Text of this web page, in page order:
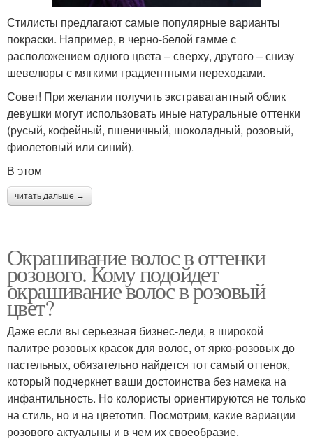
Стилисты предлагают самые популярные варианты
покраски. Например, в черно-белой гамме с
расположением одного цвета – сверху, другого – снизу
шевелюры с мягкими градиентными переходами.
Совет! При желании получить экстравагантный облик
девушки могут использовать иные натуральные оттенки
(русый, кофейный, пшеничный, шоколадный, розовый,
фиолетовый или синий).
В этом
читать дальше →
Окрашивание волос в оттенки
розового. Кому подойдет
окрашивание волос в розовый
цвет?
Даже если вы серьезная бизнес-леди, в широкой
палитре розовых красок для волос, от ярко-розовых до
пастельных, обязательно найдется тот самый оттенок,
который подчеркнет ваши достоинства без намека на
инфантильность. Но колористы ориентируются не только
на стиль, но и на цветотип. Посмотрим, какие вариации
розового актуальны и в чем их своеобразие.